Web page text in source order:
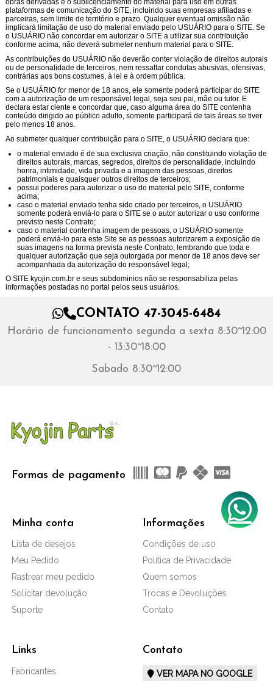
obras derivadas e o sublicenciamento do material para uso em outras
plataformas de comunicação do SITE, incluindo suas empresas afiliadas e
parceiras, sem limite de território e prazo. Qualquer eventual omissão não
implicará limitação de uso do material enviado pelo USUÁRIO para o SITE. Se
o USUÁRIO não concordar em autorizar o SITE a utilizar sua contribuição
conforme acima, não deverá submeter nenhum material para o SITE.
As contribuições do USUÁRIO não deverão conter violação de direitos autorais
ou de personalidade de terceiros, nem ressaltar condutas abusivas, ofensivas,
contrárias aos bons costumes, à lei e à ordem pública.
Se o USUÁRIO for menor de 18 anos, ele somente poderá participar do SITE
com a autorização de um responsável legal, seja seu pai, mãe ou tutor. E
declara estar ciente e concordar que, caso alguma área do SITE contenha
conteúdo dirigido ao público adulto, somente participará de tais áreas se tiver
pelo menos 18 anos.
Ao submeter qualquer contribuição para o SITE, o USUÁRIO declara que:
o material enviado é de sua exclusiva criação, não constituindo violação de
direitos autorais, marcas, segredos, direitos de personalidade, incluindo
honra, intimidade, vida privada e a imagem das pessoas, direitos
patrimoniais e quaisquer outros direitos de terceiros;
possui poderes para autorizar o uso do material pelo SITE, conforme
acima;
caso o material enviado tenha sido criado por terceiros, o USUÁRIO
somente poderá enviá-lo para o SITE se o autor autorizar o uso conforme
previsto neste Contrato;
caso o material contenha imagem de pessoas, o USUÁRIO somente
poderá enviá-lo para este Site se as pessoas autorizarem a exposição de
suas imagens na forma prevista neste Contrato, lembrando que toda e
qualquer autorização que seja outorgada por menor de 18 anos deve ser
acompanhada da autorização do responsável legal;
O SITE kyojin.com.br e seus subdominios não se responsabiliza pelas
informações postadas no portal pelos seus usuários.
CONTATO 47-3045-6484
Horário de funcionamento segunda a sexta 8:30~12:00
- 13:30~18:00
Sabado 8:30~12:00
Formas de pagamento
Links
Fabricantes
Minha conta
Lista de desejos
Meu Pedido
Rastrear meu pedido
Solicitar devolução
Suporte
Informações
Condições de uso
Politica de Privacidade
Quem somos
Trocas e Devoluções
Contato
Contato
VER MAPA NO GOOGLE